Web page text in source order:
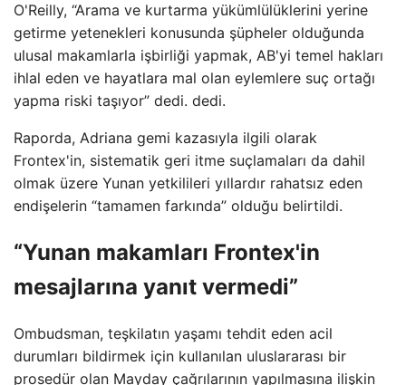
O'Reilly, “Arama ve kurtarma yükümlülüklerini yerine
getirme yetenekleri konusunda şüpheler olduğunda
ulusal makamlarla işbirliği yapmak, AB'yi temel hakları
ihlal eden ve hayatlara mal olan eylemlere suç ortağı
yapma riski taşıyor” dedi. dedi.
Raporda, Adriana gemi kazasıyla ilgili olarak
Frontex'in, sistematik geri itme suçlamaları da dahil
olmak üzere Yunan yetkilileri yıllardır rahatsız eden
endişelerin “tamamen farkında” olduğu belirtildi.
“Yunan makamları Frontex'in
mesajlarına yanıt vermedi”
Ombudsman, teşkilatın yaşamı tehdit eden acil
durumları bildirmek için kullanılan uluslararası bir
prosedür olan Mayday çağrılarının yapılmasına ilişkin